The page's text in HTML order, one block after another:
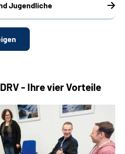
Jugendliche
- Ihre vier Vorteile